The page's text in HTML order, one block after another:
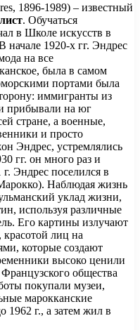
1896-1989) – известный
. Обучаться
в Школе искусств в
1920-х гг. Эндрес
на все
была в самом
портами была
иммигранты из
прибывали на юг
стране, а военные,
и просто
Эндрес, устремлялись
гг. он много раз и
Эндрес поселился в
Наблюдая жизнь
уклад жизни,
используя различные
Его картины излучают
лиц на
которые создают
высоко ценили
общества
покупали музеи,
марокканские
г., а затем жил в